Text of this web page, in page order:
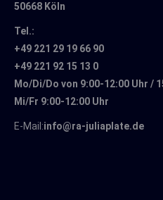
50668 Köln
Tel.:
+49 221 29 19 66 90
+49 221 92 15 13 0
Mo/Di/Do von 9:00-12:00 Uhr /
Mi/Fr 9:00-12:00 Uhr
E-Mail:info@ra-juliaplate.de